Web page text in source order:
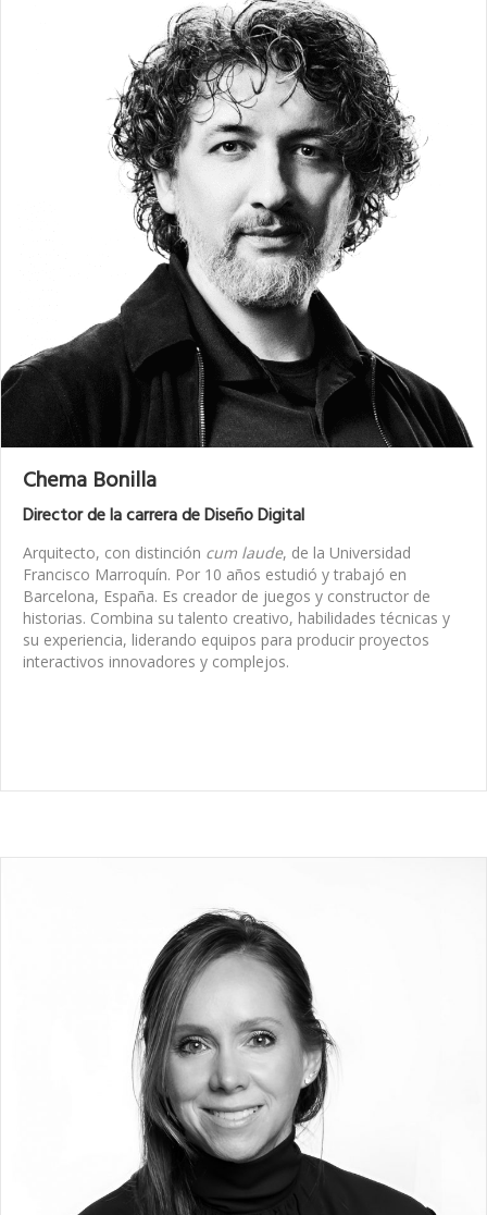
Chema Bonilla
Director de la carrera de Diseño Digital
Arquitecto, con distinción cum laude, de la Universidad
Francisco Marroquín. Por 10 años estudió y trabajó en
Barcelona, España. Es creador de juegos y constructor de
historias. Combina su talento creativo, habilidades técnicas y
su experiencia, liderando equipos para producir proyectos
interactivos innovadores y complejos.